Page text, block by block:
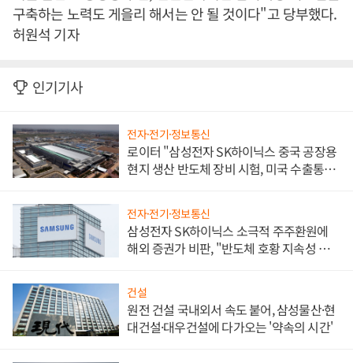
구축하는 노력도 게을리 해서는 안 될 것이다"고 당부했다.
허원석 기자
인기기사
전자·전기·정보통신
로이터 "삼성전자 SK하이닉스 중국 공장용
현지 생산 반도체 장비 시험, 미국 수출통제
전자·전기·정보통신
삼성전자 SK하이닉스 소극적 주주환원에
해외 증권가 비판, "반도체 호황 지속성 의
건설
원전 건설 국내외서 속도 붙어, 삼성물산·현
대건설·대우건설에 다가오는 '약속의 시간'